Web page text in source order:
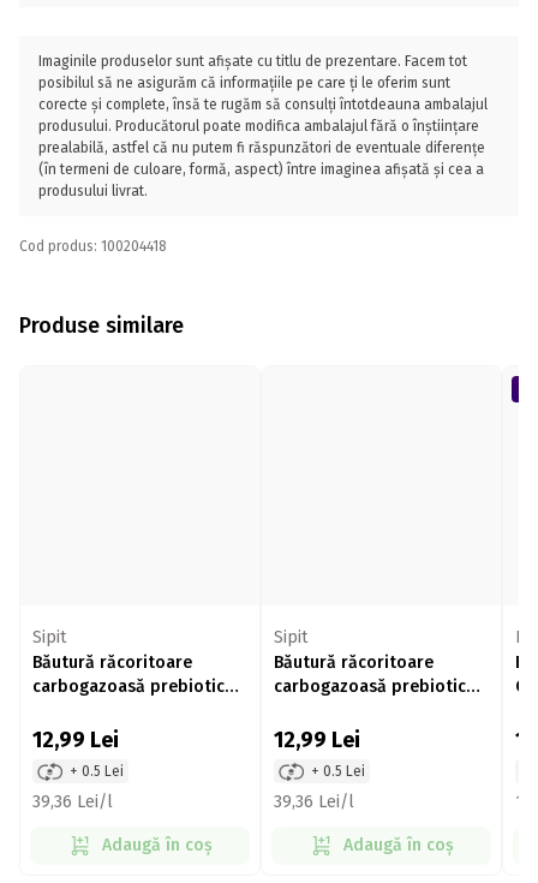
Imaginile produselor sunt afișate cu titlu de prezentare. Facem tot
posibilul să ne asigurăm că informațiile pe care ți le oferim sunt
corecte și complete, însă te rugăm să consulți întotdeauna ambalajul
produsului. Producătorul poate modifica ambalajul fără o înștiințare
prealabilă, astfel că nu putem fi răspunzători de eventuale diferențe
(în termeni de culoare, formă, aspect) între imaginea afișată și cea a
produsului livrat.
Cod produs: 100204418
Produse similare
Sipit
Băutură răcoritoare
carbogazoasă prebiotică
smochine și cocos, doză
330ml
12,99 Lei
+ 0.5 Lei
39,36 Lei/l
Adaugă în coș
Sipit
Băutură răcoritoare
carbogazoasă prebiotică
și mentă, doză 330ml
12,99 Lei
+ 0.5 Lei
39,36 Lei/l
Adaugă în coș